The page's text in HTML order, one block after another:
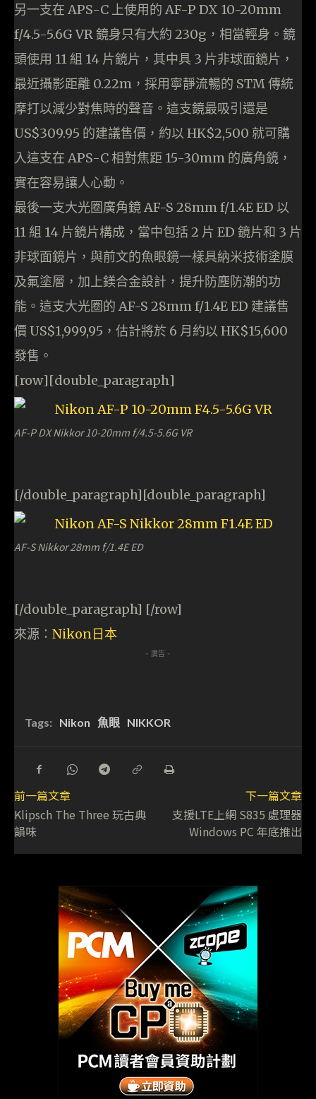
另一支在 APS-C 上使用的 AF-P DX 10-20mm
f/4.5-5.6G VR 鏡身只有大約 230g，相當輕身。鏡
頭使用 11 組 14 片鏡片，其中具 3 片非球面鏡片，
最近攝影距離 0.22m，採用寧靜流暢的 STM 傳統
摩打以減少對焦時的聲音。這支鏡最吸引還是
US$309.95 的建議售價，約以 HK$2,500 就可購
入這支在 APS-C 相對焦距 15-30mm 的廣角鏡，
實在容易讓人心動。
最後一支大光圈廣角鏡 AF-S 28mm f/1.4E ED 以
11 組 14 片鏡片構成，當中包括 2 片 ED 鏡片和 3 片
非球面鏡片，與前文的魚眼鏡一樣具納米技術塗膜
及氟塗層，加上鎂合金設計，提升防塵防潮的功
能。這支大光圈的 AF-S 28mm f/1.4E ED 建議售
價 US$1,999,95，估計將於 6 月約以 HK$15,600
發售。
[row][double_paragraph]
AF-P DX Nikkor 10-20mm f/4.5-5.6G VR
[/double_paragraph][double_paragraph]
AF-S Nikkor 28mm f/1.4E ED
[/double_paragraph] [/row]
來源： Nikon日本
- 廣告 -
Tags: Nikon 魚眼 NIKKOR
前一篇文章
Klipsch The Three 玩古典
韻味
下一篇文章
支援LTE上網 S835 處理器
Windows PC 年底推出